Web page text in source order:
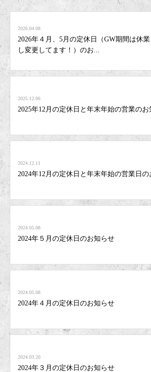
2026.04.08
2026年４月、5月の定休日（GW期間は休
し変更してます！）のお...
2025.12.06
2025年12月の定休日と年末年始の営業のお
2024.12.11
2024年12月の定休日と年末年始の営業日の
2024.05.08
2024年５月の定休日のお知らせ
2024.05.08
2024年４月の定休日のお知らせ
2024.03.20
2024年３月の定休日のお知らせ